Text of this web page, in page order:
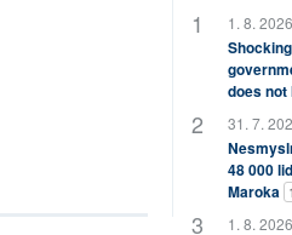
1. 8. 2026
does
31. 7.
48 000
Maroka
1. 8. 2026